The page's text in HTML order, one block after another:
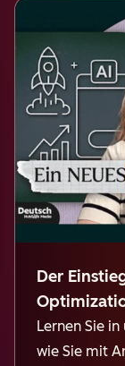
Der
Lernen Sie
wie Sie mit